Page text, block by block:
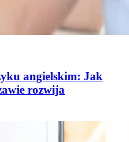
angielskim: Jak
rozwija